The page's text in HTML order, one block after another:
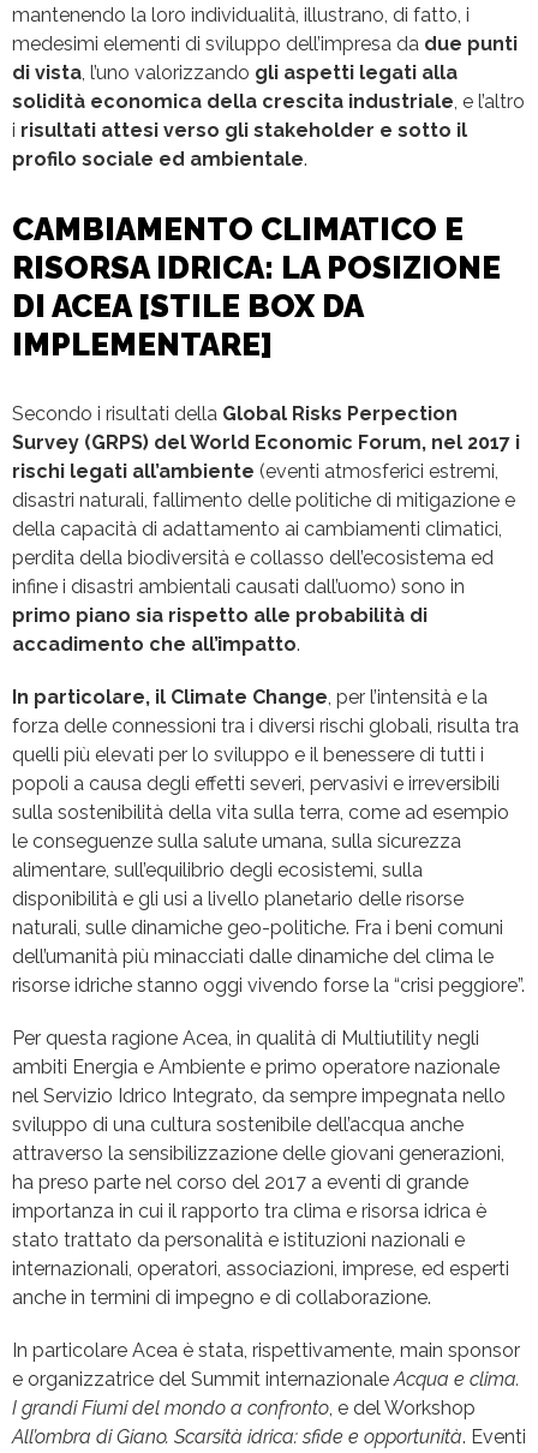
mantenendo la loro individualità, illustrano, di fatto, i
medesimi elementi di sviluppo dell’impresa da due punti
di vista, l’uno valorizzando gli aspetti legati alla
solidità economica della crescita industriale, e l’altro
i risultati attesi verso gli stakeholder e sotto il
profilo sociale ed ambientale.
CAMBIAMENTO CLIMATICO E
RISORSA IDRICA: LA POSIZIONE
DI ACEA [STILE BOX DA
IMPLEMENTARE]
Secondo i risultati della Global Risks Perpection
Survey (GRPS) del World Economic Forum, nel 2017 i
rischi legati all’ambiente (eventi atmosferici estremi,
disastri naturali, fallimento delle politiche di mitigazione e
della capacità di adattamento ai cambiamenti climatici,
perdita della biodiversità e collasso dell’ecosistema ed
infine i disastri ambientali causati dall’uomo) sono in
primo piano sia rispetto alle probabilità di
accadimento che all’impatto.
In particolare, il Climate Change, per l’intensità e la
forza delle connessioni tra i diversi rischi globali, risulta tra
quelli più elevati per lo sviluppo e il benessere di tutti i
popoli a causa degli effetti severi, pervasivi e irreversibili
sulla sostenibilità della vita sulla terra, come ad esempio
le conseguenze sulla salute umana, sulla sicurezza
alimentare, sull’equilibrio degli ecosistemi, sulla
disponibilità e gli usi a livello planetario delle risorse
naturali, sulle dinamiche geo-politiche. Fra i beni comuni
dell’umanità più minacciati dalle dinamiche del clima le
risorse idriche stanno oggi vivendo forse la “crisi peggiore”.
Per questa ragione Acea, in qualità di Multiutility negli
ambiti Energia e Ambiente e primo operatore nazionale
nel Servizio Idrico Integrato, da sempre impegnata nello
sviluppo di una cultura sostenibile dell’acqua anche
attraverso la sensibilizzazione delle giovani generazioni,
ha preso parte nel corso del 2017 a eventi di grande
importanza in cui il rapporto tra clima e risorsa idrica è
stato trattato da personalità e istituzioni nazionali e
internazionali, operatori, associazioni, imprese, ed esperti
anche in termini di impegno e di collaborazione.
In particolare Acea è stata, rispettivamente, main sponsor
e organizzatrice del Summit internazionaleAcqua e clima.
I grandi Fiumi del mondo a confronto, e del Workshop
All’ombra di Giano. Scarsità idrica: sfide e opportunità. Eventi